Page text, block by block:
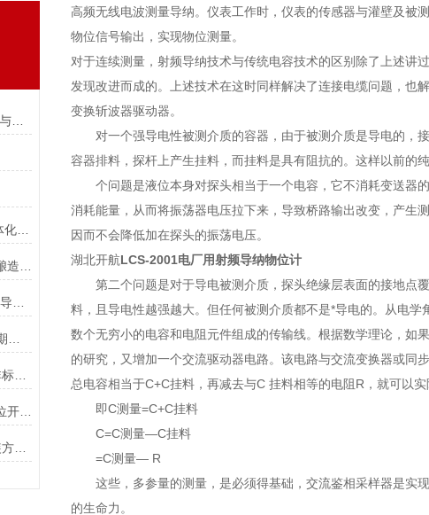
射频导纳物位计的技术解析：原理与应用
UTG2000C 电磁兼容性设计是一体化超声波物位计在复杂工业环境中稳定工作
KD220BXXE0800 为老旧厂区的非标溜槽“量身定做”防堵开关安装套件
SR2-10FAA-500 防粉尘阻旋式料位开关的防尘结构与防爆结构可以兼容设计
JYB-PO-LAG 投入式液位计的安装方式有哪些
高频无线电波测量导纳。仪表工作时，仪表的传感器与灌壁及被
物位信号输出，实现物位测量。
对于连续测量，射频导纳技术与传统电容技术的区别除了上述讲
发现改进而成的。上述技术在这时同样解决了连接电缆问题，也
变换斩波器驱动器。
对一个强导电性被测介质的容器，由于被测介质是导电的，
容器排料，探杆上产生挂料，而挂料是具有阻抗的。这样以前的
个问题是液位本身对探头相当于一个电容，它不消耗变送器
消耗能量，从而将振荡器电压拉下来，导致桥路输出改变，产生
因而不会降低加在探头的振荡电压。
湖北开航LCS-2001电厂用射频导纳物位计
第二个问题是对于导电被测介质，探头绝缘层表面的接地点
料，且导电性越强越大。但任何被测介质都不是*导电的。从电
数个无穷小的电容和电阻元件组成的传输线。根据数学理论，如
的研究，又增加一个交流驱动器电路。该电路与交流变换器或同
总电容相当于C+C挂料，再减去与C 挂料相等的电阻R，就可以
即C测量=C+C挂料
C=C测量—C挂料
=C测量— R
这些，多参量的测量，是必须得基础，交流鉴相采样器是实
的生命力。